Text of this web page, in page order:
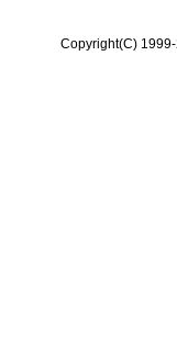
Copyright(C)